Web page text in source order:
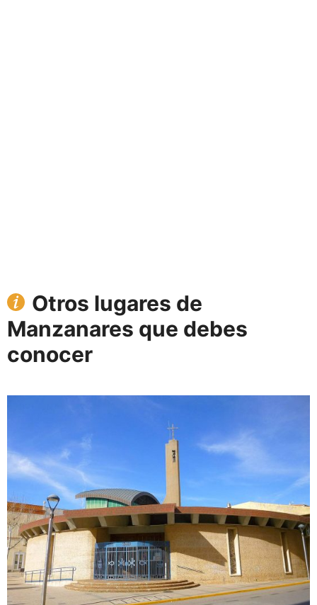
Otros lugares de
Manzanares que debes
conocer